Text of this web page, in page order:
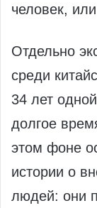
человек,
Отдельно
среди
34 лет
долгое
этом фоне
истории о
людей: они